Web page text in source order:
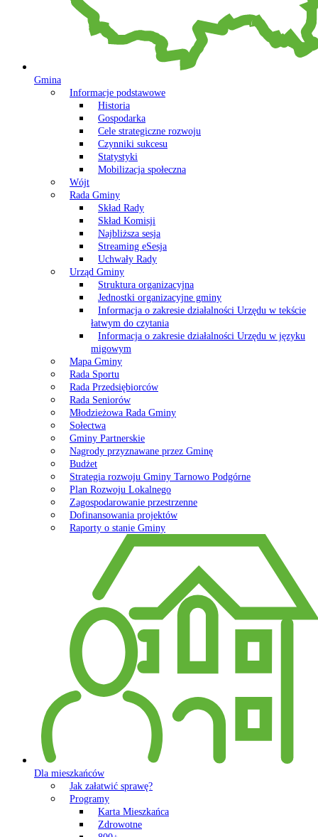
Gmina
Informacje podstawowe
Historia
Gospodarka
Cele strategiczne rozwoju
Czynniki sukcesu
Statystyki
Mobilizacja społeczna
Wójt
Rada Gminy
Skład Rady
Skład Komisji
Najbliższa sesja
Streaming eSesja
Uchwały Rady
Urząd Gminy
Struktura organizacyjna
Jednostki organizacyjne gminy
Informacja o zakresie działalności Urzędu w tekście
łatwym do czytania
Informacja o zakresie działalności Urzędu w języku
migowym
Mapa Gminy
Rada Sportu
Rada Przedsiębiorców
Rada Seniorów
Młodzieżowa Rada Gminy
Sołectwa
Gminy Partnerskie
Nagrody przyznawane przez Gminę
Budżet
Strategia rozwoju Gminy Tarnowo Podgórne
Plan Rozwoju Lokalnego
Zagospodarowanie przestrzenne
Dofinansowania projektów
Raporty o stanie Gminy
Dla mieszkańców
Jak załatwić sprawę?
Programy
Karta Mieszkańca
Zdrowotne